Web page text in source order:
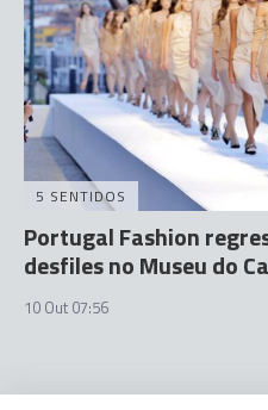
5 SENTIDOS
Portugal Fashion
desfiles no Museu do
10 Out 07:56